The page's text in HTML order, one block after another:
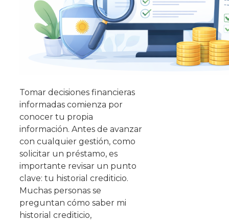
Tomar decisiones financieras
informadas comienza por
conocer tu propia
información. Antes de avanzar
con cualquier gestión, como
solicitar un préstamo, es
importante revisar un punto
clave: tu historial crediticio.
Muchas personas se
preguntan cómo saber mi
historial crediticio,